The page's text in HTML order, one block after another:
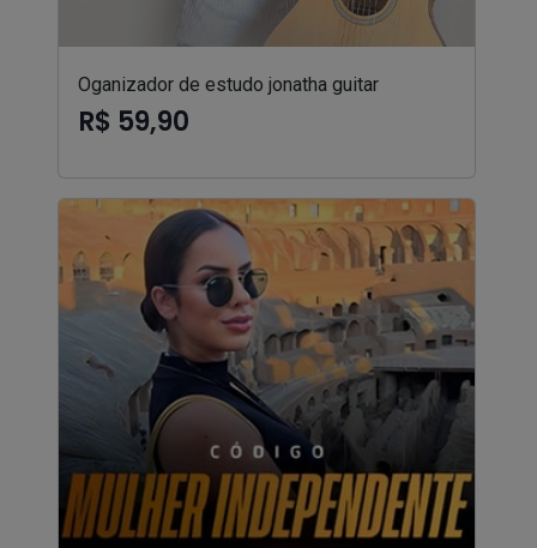
Oganizador de estudo jonatha guitar
R$ 59,90